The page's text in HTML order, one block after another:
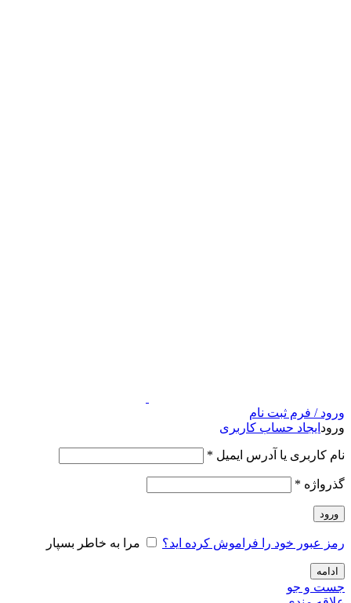
ورود / فرم ثبت نام
ورود ایجاد حساب کاربری
نام کاربری یا آدرس ایمیل *
گذرواژه *
ورود
رمز عبور خود را فراموش کرده اید؟ مرا به خاطر بسپار
ادامه
جست و جو